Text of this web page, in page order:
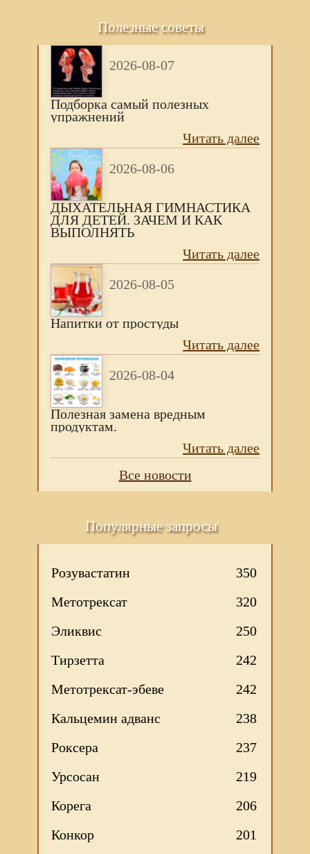
Полезные советы
2026-08-07
Подборка самый полезных
упражнений
Читать далее
2026-08-06
ДЫХАТЕЛЬНАЯ ГИМНАСТИКА
ДЛЯ ДЕТЕЙ. ЗАЧЕМ И КАК
ВЫПОЛНЯТЬ
Читать далее
2026-08-05
Напитки от простуды
Читать далее
2026-08-04
Полезная замена вредным
продуктам.
Читать далее
Все новости
Популярные запросы
Розувастатин
350
Метотрексат
320
Эликвис
250
Тирзетта
242
Метотрексат-эбеве
242
Кальцемин адванс
238
Роксера
237
Урсосан
219
Корега
206
Конкор
201